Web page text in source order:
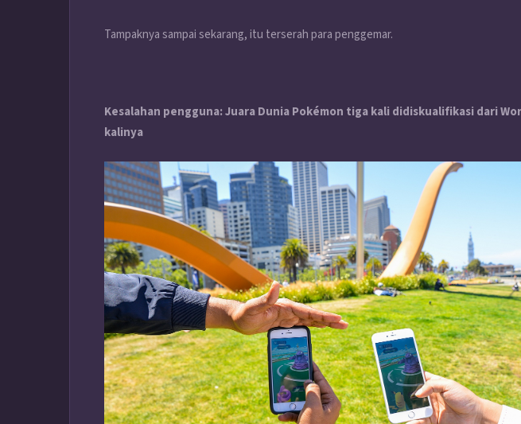
Tampaknya sampai sekarang, itu terserah para penggemar.
Kesalahan pengguna: Juara Dunia Pokémon tiga kali didiskualifikasi dari
kalinya